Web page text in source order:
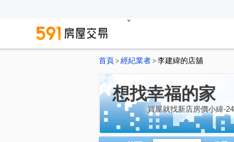
首頁 > 經紀業者 > 李建緯的店舖
想找幸福的家
買屋就找新店房價小緯-